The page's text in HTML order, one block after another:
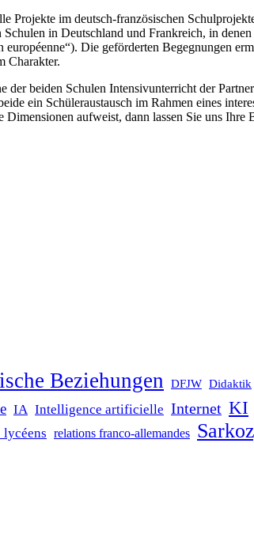
Projekte im deutsch-französischen
in Deutschland und Frankreich, in
Die geförderten Begegnungen
Charakter.
der beiden Schulen Intensivunterricht der
ein Schüleraustausch im Rahmen eines
aufweist, dann lassen Sie uns
Beziehungen DFJW Didaktik
IA Intelligence artificielle Internet KI
lycéens relations franco-allemandes